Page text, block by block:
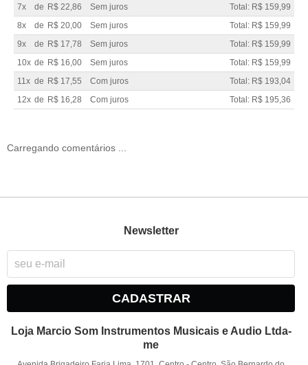
7x
de R$ 22,86 Sem juros
Total: R$ 159,99
8x
de R$ 20,00 Sem juros
Total: R$ 159,99
9x
de R$ 17,78 Sem juros
Total: R$ 159,99
10x de R$ 16,00 Sem juros
Total: R$ 159,99
11x de R$ 17,55 Com juros
Total: R$ 193,04
12x de R$ 16,28 Com juros Total: R$ 195,36
Carregando comentários ...
Newsletter
CADASTRAR
Loja Marcio Som Instrumentos Musicais e Audio Ltda-
me